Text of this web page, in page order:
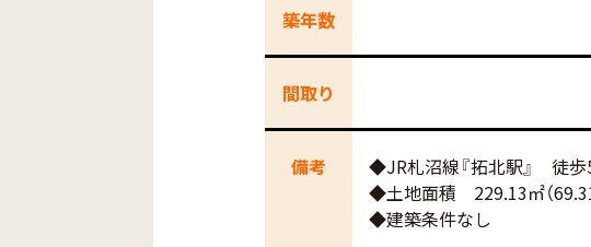
築年数
間取り
備考
◆JR札沼線『拓北駅』 徒歩
◆土地面積 229.13㎡（69.31
◆建築条件なし